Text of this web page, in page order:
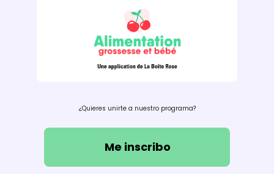
¿Quieres unirte a nuestro programa?
Me inscribo